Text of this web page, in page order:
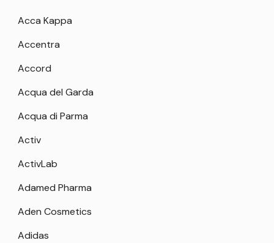
Acca Kappa
Accentra
Accord
Acqua del Garda
Acqua di Parma
Activ
ActivLab
Adamed Pharma
Aden Cosmetics
Adidas